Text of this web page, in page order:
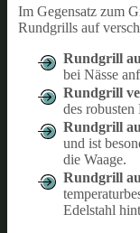
Im Gegensatz zum
Rundgrills auf
Rundgrill
bei Nässe
Rundgrill
des
Rundgrill
und ist
die Waage.
Rundgrill
Edelstahl